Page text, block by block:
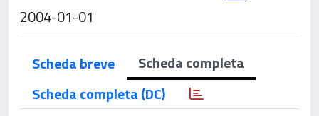
2004-01-01
Scheda breve
Scheda completa
Scheda completa (DC)